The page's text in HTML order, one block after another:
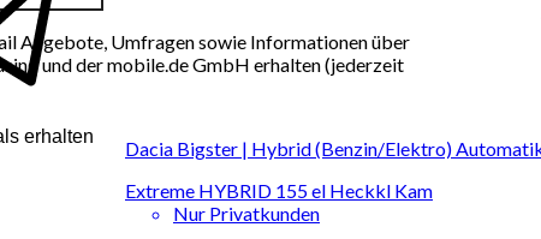
erhalten
Angebote, Umfragen sowie Informationen über
und der mobile.de GmbH erhalten (jederzeit
Dacia Bigster | Hybrid (Benzin/Elektro)
Extreme HYBRID 155 el Heckkl Kam
Nur Privatkunden